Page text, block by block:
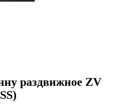
раздвижное ZV